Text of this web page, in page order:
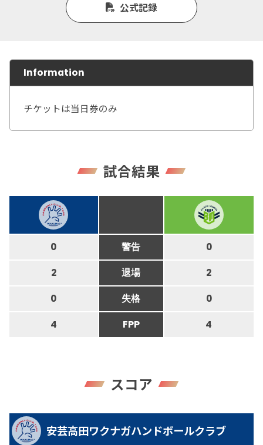
公式記録
Information
チケットは当日券のみ
試合結果
0 警告 0
2 退場 2
0 失格 0
4 FPP 4
スコア
安芸高田ワクナガハンドボールクラブ